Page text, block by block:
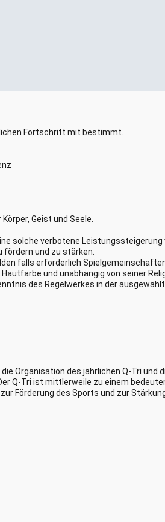
Fortschritt mit bestimmt.
Geist und Seele.
solche verbotene Leistungssteigerung
und zu stärken.
falls erforderlich
und unabhängig von seiner
des Regelwerkes in der
Organisation des jährlichen Q-Tri
Q-Tri ist mittlerweile zu einem
Förderung des Sports und zur